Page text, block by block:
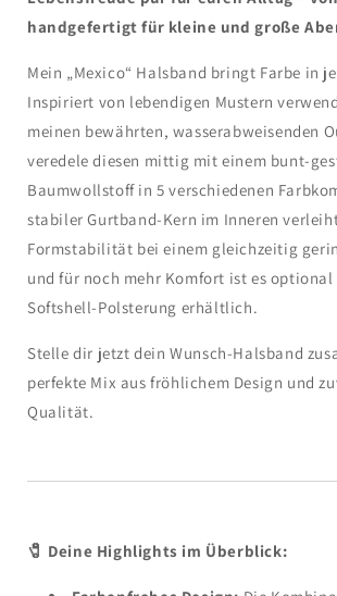
handgefertigt für kleine und große
Mein „Mexico“ Halsband bringt Farbe in
Inspiriert von lebendigen Mustern
meinen bewährten, wasserabweisenden
veredele diesen mittig mit einem bunt-
Baumwollstoff in 5 verschiedenen
stabiler Gurtband-Kern im Inneren
Formstabilität bei einem gleichzeitig
und für noch mehr Komfort ist es
Softshell-Polsterung erhältlich.
Stelle dir jetzt dein Wunsch-Halsband
perfekte Mix aus fröhlichem Design und
Qualität.
🧷 Deine Highlights im Überblick: